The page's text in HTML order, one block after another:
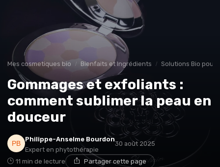
Mes cosmetiques bio Bienfaits et Ingrédients Solutions Bio pour
Gommages et exfoliants :
comment sublimer la peau en
douceur
Philippe-Anselme Bourdon
Expert en phytothérapie
30 août 2025
11 min de lecture Partager cette page